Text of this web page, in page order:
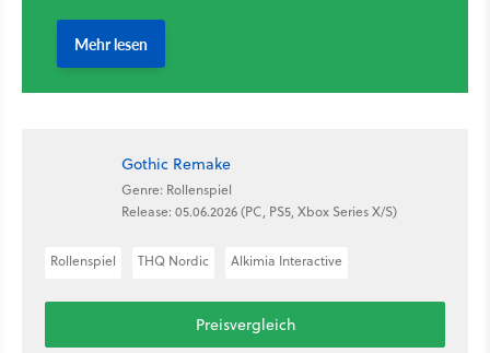
Gothic Remake
Genre: Rollenspiel
Release: 05.06.2026 (PC, PS5, Xbox Series X/S)
Rollenspiel THQ Nordic Alkimia Interactive
Preisvergleich